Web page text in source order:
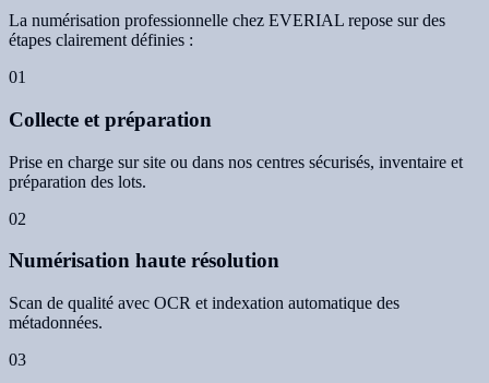
La numérisation professionnelle chez EVERIAL repose sur des
étapes clairement définies :
01
Collecte et préparation
Prise en charge sur site ou dans nos centres sécurisés, inventaire et
préparation des lots.
02
Numérisation haute résolution
Scan de qualité avec OCR et indexation automatique des
métadonnées.
03